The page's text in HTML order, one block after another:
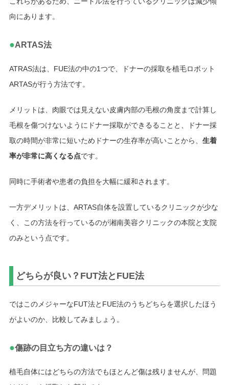
向にあります。
●ARTAS法
ATRAS法は、FUE法の中の1つで、ドナーの採取を植毛ロボット
ARTASが行う方法です。
メリットは、肉眼では見えない皮膚内部の毛根の角度まで計算し
毛根を傷つけないようにドナー採取ができるることと、ドナー採
取の時間が非常に短いためドナーの生存率が高いことから、 生着
率が非常に高くなる点です。
同時に手術者や患者の負担を大幅に緩和されます。
一方デメリットは、ARTAS自体を設置しているクリニックが少な
く、この方法を行っているのが湘南美容クリニックの本院と支院
のみという点です。
どちらが良い？FUT法とFUE法
ではこのメジャーなFUT法とFUE法のうちどちらを選択したほう
がよいのか、比較してみましょう。
●傷跡の目立ち方の違いは？
植毛自体にはどちらの方法でもほとんど傷は残りませんが、問題